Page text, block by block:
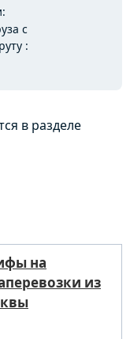
с
:
в разделе
на
из